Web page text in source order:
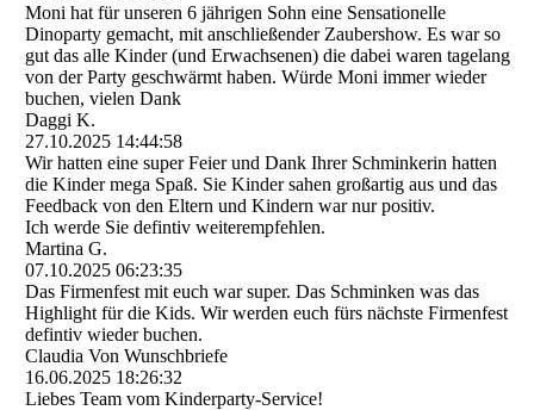
Moni hat für unseren 6 jährigen Sohn eine Sensationelle
Dinoparty gemacht, mit anschließender Zaubershow. Es war so
gut das alle Kinder (und Erwachsenen) die dabei waren tagelang
von der Party geschwärmt haben. Würde Moni immer wieder
buchen, vielen Dank
Daggi K.
27.10.2025 14:44:58
Wir hatten eine super Feier und Dank Ihrer Schminkerin hatten
die Kinder mega Spaß. Sie Kinder sahen großartig aus und das
Feedback von den Eltern und Kindern war nur positiv.
Ich werde Sie defintiv weiterempfehlen.
Martina G.
07.10.2025 06:23:35
Das Firmenfest mit euch war super. Das Schminken was das
Highlight für die Kids. Wir werden euch fürs nächste Firmenfest
defintiv wieder buchen.
Claudia Von Wunschbriefe
16.06.2025 18:26:32
Liebes Team vom Kinderparty-Service!